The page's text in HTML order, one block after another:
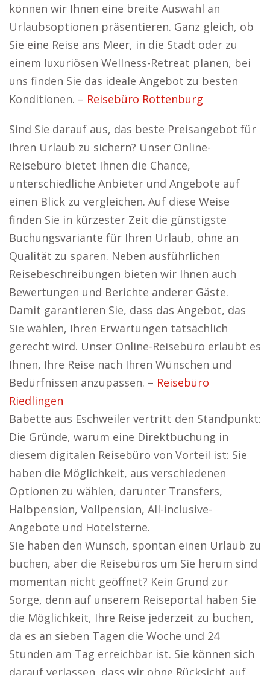
können wir Ihnen eine breite Auswahl an
Urlaubsoptionen präsentieren. Ganz gleich, ob
Sie eine Reise ans Meer, in die Stadt oder zu
einem luxuriösen Wellness-Retreat planen, bei
uns finden Sie das ideale Angebot zu besten
Konditionen. – Reisebüro Rottenburg
Sind Sie darauf aus, das beste Preisangebot für
Ihren Urlaub zu sichern? Unser Online-
Reisebüro bietet Ihnen die Chance,
unterschiedliche Anbieter und Angebote auf
einen Blick zu vergleichen. Auf diese Weise
finden Sie in kürzester Zeit die günstigste
Buchungsvariante für Ihren Urlaub, ohne an
Qualität zu sparen. Neben ausführlichen
Reisebeschreibungen bieten wir Ihnen auch
Bewertungen und Berichte anderer Gäste.
Damit garantieren Sie, dass das Angebot, das
Sie wählen, Ihren Erwartungen tatsächlich
gerecht wird. Unser Online-Reisebüro erlaubt es
Ihnen, Ihre Reise nach Ihren Wünschen und
Bedürfnissen anzupassen. – Reisebüro
Riedlingen
Babette aus Eschweiler vertritt den Standpunkt:
Die Gründe, warum eine Direktbuchung in
diesem digitalen Reisebüro von Vorteil ist: Sie
haben die Möglichkeit, aus verschiedenen
Optionen zu wählen, darunter Transfers,
Halbpension, Vollpension, All-inclusive-
Angebote und Hotelsterne.
Sie haben den Wunsch, spontan einen Urlaub zu
buchen, aber die Reisebüros um Sie herum sind
momentan nicht geöffnet? Kein Grund zur
Sorge, denn auf unserem Reiseportal haben Sie
die Möglichkeit, Ihre Reise jederzeit zu buchen,
da es an sieben Tagen die Woche und 24
Stunden am Tag erreichbar ist. Sie können sich
darauf verlassen, dass wir ohne Rücksicht auf